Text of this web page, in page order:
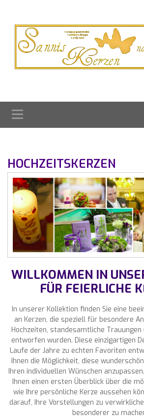
HOCHZEITSKERZEN
WILLKOMMEN IN
FÜR FEIERLICHE
In unserer Kollektion finden Sie eine
an Kerzen, die speziell für besondere
Hochzeiten, standesamtliche
entworfen wurden. Diese einzigartigen
Laufe der Jahre zu echten Favoriten
Ihnen die Möglichkeit, diese
Ihren individuellen Wünschen
Ihnen einen ersten Überblick über die
wie Ihre persönliche Kerze aussehen
darauf, Ihre Vorstellungen zu
besonderer zu